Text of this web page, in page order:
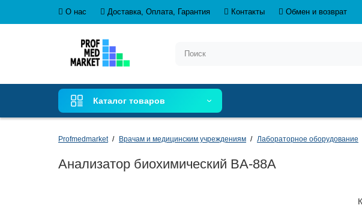
О нас Доставка, Оплата, Гарантия Контакты Обмен и возврат
Каталог товаров
Profmedmarket Врачам и медицинским учреждениям Лабораторное оборудование
Анализатор биохимический BA-88A